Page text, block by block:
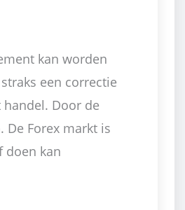
kan worden
een correctie
Door de
De Forex markt is
doen kan